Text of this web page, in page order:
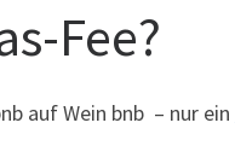
Fee?
auf Wein bnb – nur ein